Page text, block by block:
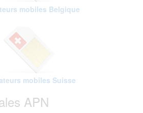
mobiles Belgique
mobiles Suisse
APN